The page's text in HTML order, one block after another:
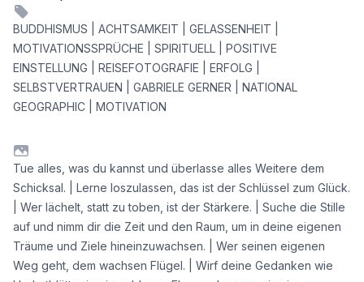
BUDDHISMUS | ACHTSAMKEIT | GELASSENHEIT |
MOTIVATIONSSPRÜCHE | SPIRITUELL | POSITIVE
EINSTELLUNG | REISEFOTOGRAFIE | ERFOLG |
SELBSTVERTRAUEN | GABRIELE GERNER | NATIONAL
GEOGRAPHIC | MOTIVATION
Tue alles, was du kannst und überlasse alles Weitere dem
Schicksal. | Lerne loszulassen, das ist der Schlüssel zum Glück.
| Wer lächelt, statt zu toben, ist der Stärkere. | Suche die Stille
auf und nimm dir die Zeit und den Raum, um in deine eigenen
Träume und Ziele hineinzuwachsen. | Wer seinen eigenen
Weg geht, dem wachsen Flügel. | Wirf deine Gedanken wie